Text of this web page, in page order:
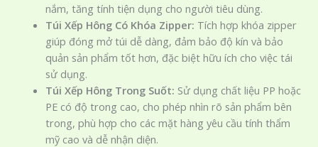
nắm, tăng tính tiện dụng cho người tiêu dùng.
Túi Xếp Hông Có Khóa Zipper: Tích hợp khóa zipper
giúp đóng mở túi dễ dàng, đảm bảo độ kín và bảo
quản sản phẩm tốt hơn, đặc biệt hữu ích cho việc tái
sử dụng.
Túi Xếp Hông Trong Suốt: Sử dụng chất liệu PP hoặc
PE có độ trong cao, cho phép nhìn rõ sản phẩm bên
trong, phù hợp cho các mặt hàng yêu cầu tính thẩm
mỹ cao và dễ nhận diện.